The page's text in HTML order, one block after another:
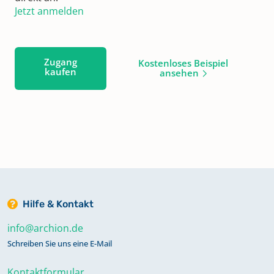
Jetzt anmelden
Zugang
kaufen
Kostenloses Beispiel
ansehen
Hilfe & Kontakt
info@archion.de
Schreiben Sie uns eine E-Mail